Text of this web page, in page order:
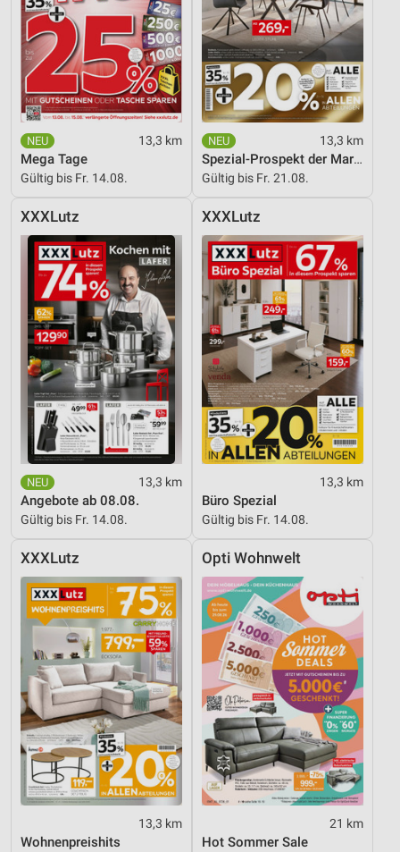
13,3 km
Mega Tage
Gültig bis Fr. 14.08.
13,3 km
Spezial-Prospekt der Marken
Gültig bis Fr. 21.08.
XXXLutz
13,3 km
Angebote ab 08.08.
Gültig bis Fr. 14.08.
XXXLutz
13,3 km
Büro Spezial
Gültig bis Fr. 14.08.
XXXLutz
13,3 km
Wohnenpreishits
Opti Wohnwelt
21 km
Hot Sommer Sale